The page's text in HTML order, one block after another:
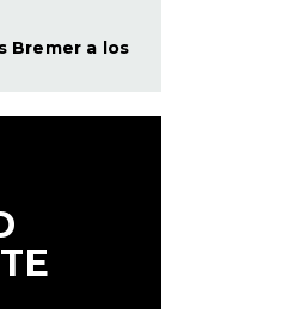
Bremer a los